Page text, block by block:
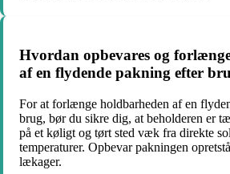
Hvordan opbevares og
af en flydende pakning efter
For at forlænge holdbarheden af en
brug, bør du sikre dig, at beholderen er
på et køligt og tørt sted væk fra direkte
temperaturer. Opbevar pakningen
lækager.